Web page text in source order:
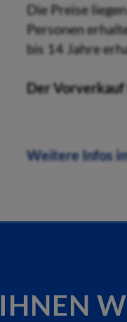
Die Preise
Personen
bis 14 Jahre
Der Vorverkauf
Weitere Infos